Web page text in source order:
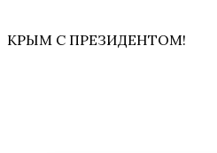
КРЫМ С ПРЕЗИДЕНТОМ!